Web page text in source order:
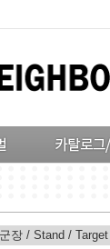
군장 / Stand / Target